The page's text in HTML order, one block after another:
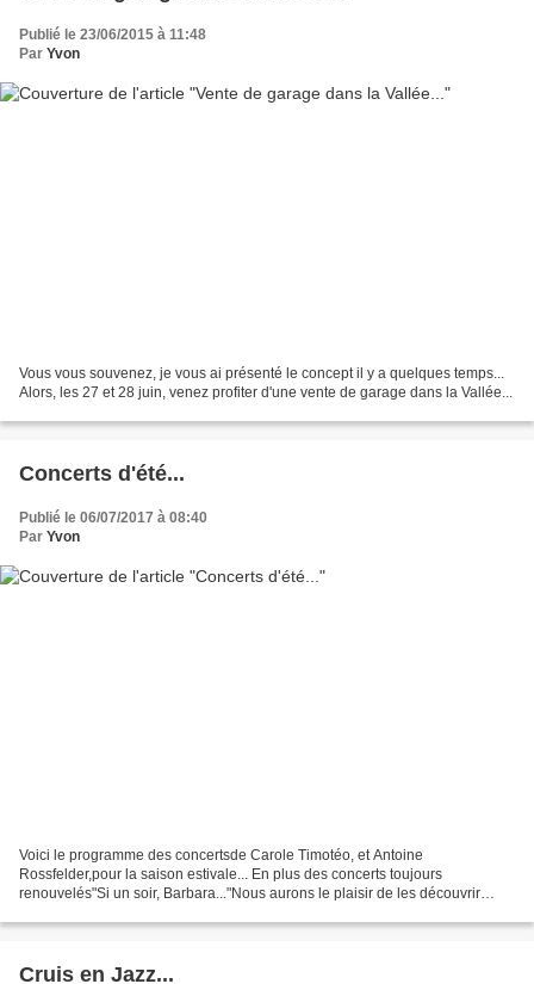
Publié le 23/06/2015 à 11:48
Par Yvon
Vous vous souvenez, je vous ai présenté le concept il y a quelques temps...
Alors, les 27 et 28 juin, venez profiter d'une vente de garage dans la Vallée...
Concerts d'été...
Publié le 06/07/2017 à 08:40
Par Yvon
Voici le programme des concertsde Carole Timotéo, et Antoine
Rossfelder,pour la saison estivale... En plus des concerts toujours
renouvelés"Si un soir, Barbara..."Nous aurons le plaisir de les découvrir
Cruis en Jazz...